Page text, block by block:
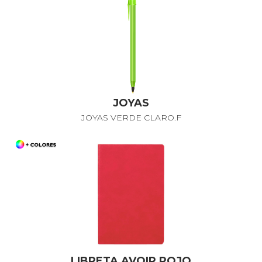
JOYAS
JOYAS VERDE CLARO.F